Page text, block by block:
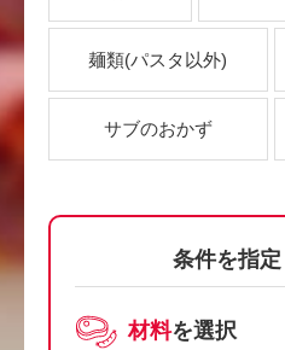
麺類(パスタ以外)
サブのおかず
条件を指
材料を選択